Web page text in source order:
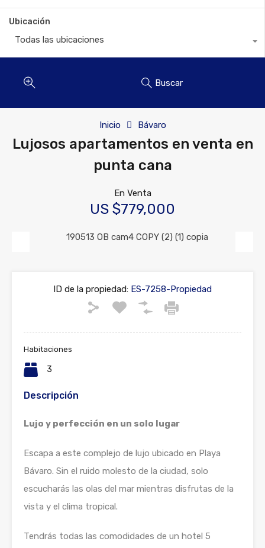
Ubicación
Todas las ubicaciones
Buscar
Inicio Bávaro
Lujosos apartamentos en venta en
punta cana
En Venta
US $779,000
ID de la propiedad: ES-7258-Propiedad
Habitaciones
3
Descripción
Lujo y perfección en un solo lugar
Escapa a este complejo de lujo ubicado en Playa
Bávaro. Sin el ruido molesto de la ciudad, solo
escucharás las olas del mar mientras disfrutas de la
vista y el clima tropical.
Tendrás todas las comodidades de un hotel 5